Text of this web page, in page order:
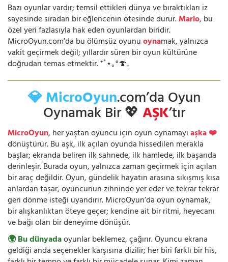
Bazı oyunlar vardır; temsil ettikleri dünya ve bıraktıkları iz
sayesinde sıradan bir eğlencenin ötesinde durur.Mario, bu
özel yeri fazlasıyla hak eden oyunlardan biridir.
MicroOyun.com’da bu ölümsüz oyunuoynamak, yalnızca
vakit geçirmek değil; yıllardır süren bir oyun kültürüne
doğrudan temas etmektir. ⁺˚⋆｡°🍄₊
💎 MicroOyun.com’da Oyun
Oynamak Bir 💖AŞK’tır
MicroOyun, her yaştan oyuncu için oyun oynamayıaşka ❤️
dönüştürür. Bu aşk, ilk açılan oyunda hissedilen merakla
başlar; ekranda beliren ilk sahnede, ilk hamlede, ilk başarıda
derinleşir. Burada oyun, yalnızca zaman geçirmek için açılan
bir araç değildir. Oyun, gündelik hayatın arasına sıkışmış kısa
anlardan taşar, oyuncunun zihninde yer eder ve tekrar tekrar
geri dönme isteği uyandırır. MicroOyun’da oyun oynamak,
bir alışkanlıktan öteye geçer; kendine ait bir ritmi, heyecanı
ve bağı olan bir deneyime dönüşür.
🌍 Bu dünyadaoyunlar beklemez, çağırır. Oyuncu ekrana
geldiği anda seçenekler karşısına dizilir; her biri farklı bir his,